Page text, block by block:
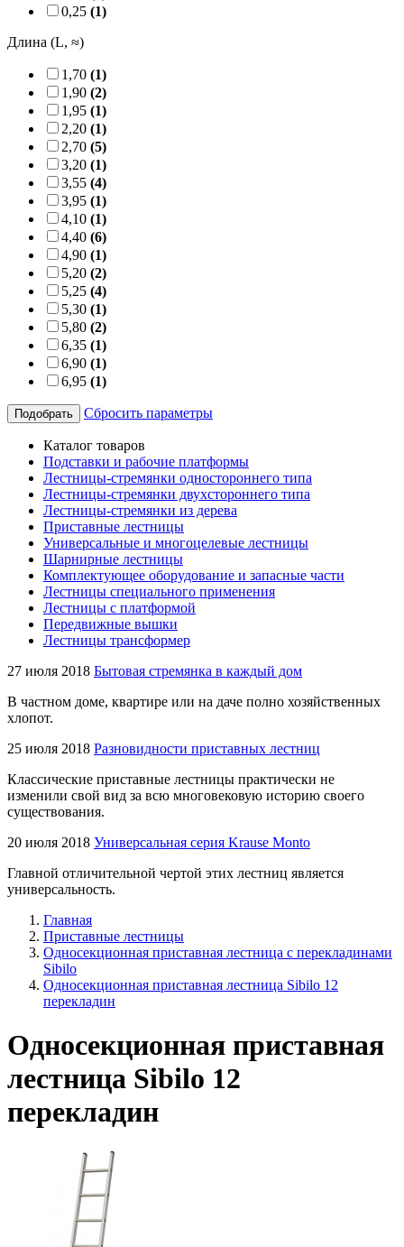
0,25 (1)
Длина (L, ≈)
1,70 (1)
1,90 (2)
1,95 (1)
2,20 (1)
2,70 (5)
3,20 (1)
3,55 (4)
3,95 (1)
4,10 (1)
4,40 (6)
4,90 (1)
5,20 (2)
5,25 (4)
5,30 (1)
5,80 (2)
6,35 (1)
6,90 (1)
6,95 (1)
Подобрать Сбросить параметры
Каталог товаров
Подставки и рабочие платформы
Лестницы-стремянки одностороннего типа
Лестницы-стремянки двухстороннего типа
Лестницы-стремянки из дерева
Приставные лестницы
Универсальные и многоцелевые лестницы
Шарнирные лестницы
Комплектующее оборудование и запасные части
Лестницы специального применения
Лестницы с платформой
Передвижные вышки
Лестницы трансформер
27 июля 2018 Бытовая стремянка в каждый дом
В частном доме, квартире или на даче полно хозяйственных
хлопот.
25 июля 2018 Разновидности приставных лестниц
Классические приставные лестницы практически не
изменили свой вид за всю многовековую историю своего
существования.
20 июля 2018 Универсальная серия Krause Monto
Главной отличительной чертой этих лестниц является
универсальность.
Главная
Приставные лестницы
Односекционная приставная лестница с перекладинами
Sibilo
Односекционная приставная лестница Sibilo 12
перекладин
Односекционная приставная
лестница Sibilo 12
перекладин